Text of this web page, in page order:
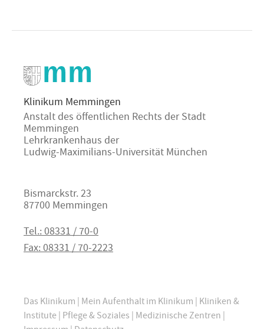
Klinikum Memmingen
Anstalt des öffentlichen Rechts der Stadt
Memmingen
Lehrkrankenhaus der
Ludwig-Maximilians-Universität München
Bismarckstr. 23
87700 Memmingen
Tel.: 08331 / 70-0
Fax: 08331 / 70-2223
Das Klinikum Mein Aufenthalt im Klinikum Kliniken &
Institute Pflege & Soziales Medizinische Zentren